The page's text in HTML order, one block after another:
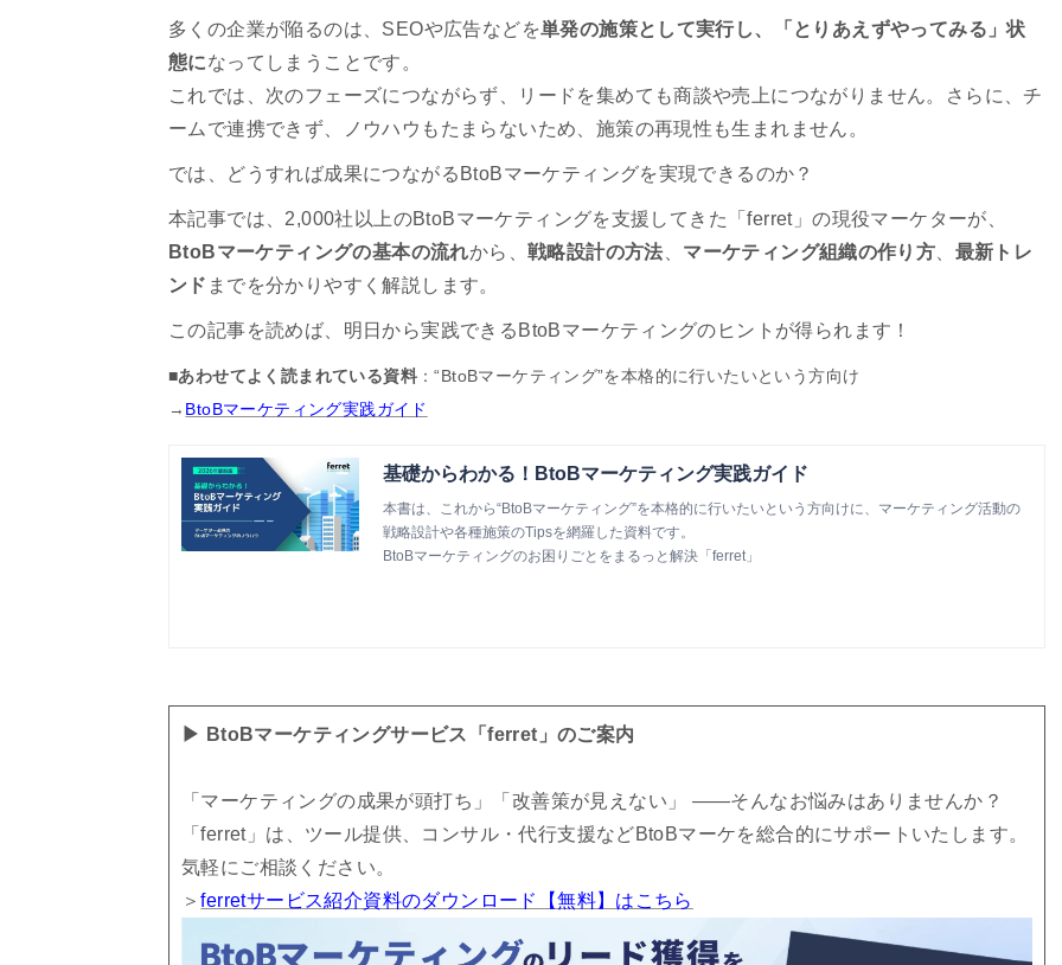
多くの企業が陥るのは、SEOや広告などを単発の施策として実行し、「とりあえずやってみる」状
態になってしまうことです。
これでは、次のフェーズにつながらず、リードを集めても商談や売上につながりません。さらに、チ
ームで連携できず、ノウハウもたまらないため、施策の再現性も生まれません。
では、どうすれば成果につながるBtoBマーケティングを実現できるのか？
本記事では、2,000社以上のBtoBマーケティングを支援してきた「ferret」の現役マーケターが、
BtoBマーケティングの基本の流れから、 戦略設計の方法 マーケティング組織の作り方
最新トレ
ンド までを分かりやすく解説します。
この記事を読めば、明日から実践できるBtoBマーケティングのヒントが得られます！
■あわせてよく読まれている資料：“BtoBマーケティング”を本格的に行いたいという方向け
→ BtoBマーケティング実践ガイド
基礎からわかる！BtoBマーケティング実践ガイド
本書は、これから“BtoBマーケティング”を本格的に行いたいという方向けに、マーケティング活動の
戦略設計や各種施策のTipsを網羅した資料です。
BtoBマーケティングのお困りごとをまるっと解決「ferret」
▶ BtoBマーケティングサービス「ferret」のご案内
「マーケティングの成果が頭打ち」「改善策が見えない」 ――そんなお悩みはありませんか？
「ferret」は、ツール提供、コンサル・代行支援などBtoBマーケを総合的にサポートいたします。
気軽にご相談ください。
＞ferretサービス紹介資料のダウンロード【無料】はこちら